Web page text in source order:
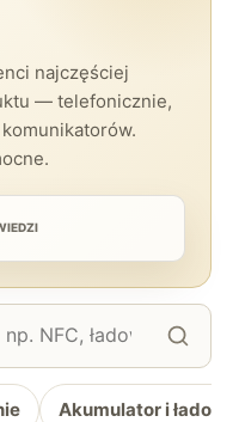
najczęściej
— telefonicznie,
Akumulator i